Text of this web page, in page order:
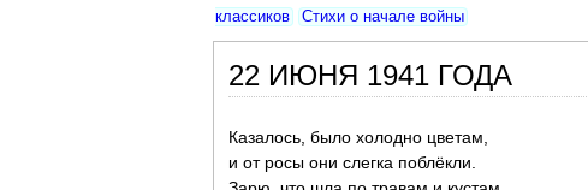
классиков
Стихи о начале войны
22 ИЮНЯ 1941 ГОДА
Казалось, было холодно цветам,
и от росы они слегка поблёкли.